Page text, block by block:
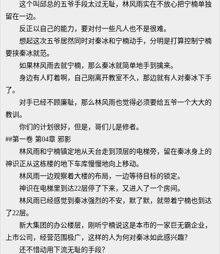
这个叫邱总的五爷手段太过无耻，林风雨实在不放心把宁楠单独
留在一边。
反正以自己的能力，要对付一些凡人也不是很难。
想起这次五爷居然同时对秦冰和宁楠动手，分明是打算控制宁楠
要挟秦冰就范。
如果林风雨去就宁楠，那么秦冰就简单地手到擒来。
身边有人盯着啊，自己刚离开教室不久，那边就有人对秦冰下手
了。
对手已经不顾廉耻，那么林风雨也觉得必须要给五爷一个大大的
教训。
你们的计划很好，但是，哥们儿是修者。
##第一卷 第04章 邪影
林风雨和宁楠镇定地从天台走到顶层的电梯旁，留在秦冰身上的
神识正从这栋楼的地下车库慢慢地向上移动。
林风雨一边观察着大楼的布局，一边等待目标的锁定。
神识在电梯里到达22层停了下来，又进入了一个房间。
林风雨已经感觉到秦冰强烈的不安，默了默，就带着宁楠也到达
了22层。
新大集团的办公楼层，刚听宁楠说这是本市的一家巨无霸企业，
上市公司，经营范围极广，这样的人为何对秦冰如此感兴趣？
还不惜动用下流无耻的手段？